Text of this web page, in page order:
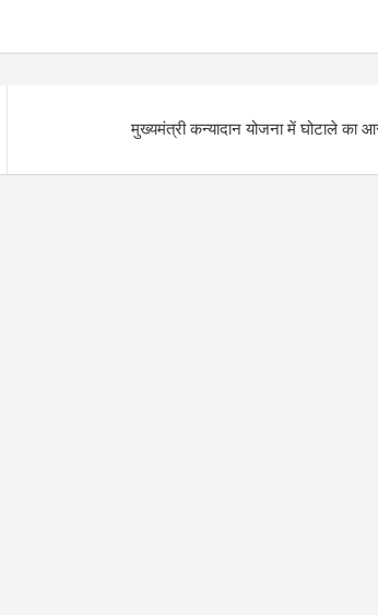
मुख्यमंत्री कन्यादान योजना में घोटाले का